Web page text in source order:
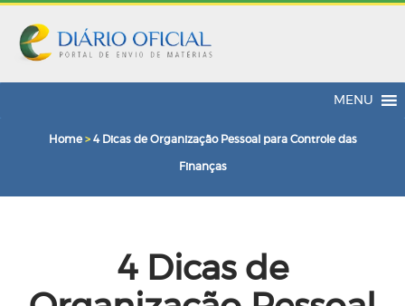
MENU
Home> 4 Dicas de Organização Pessoal para Controle das
Finanças
4 Dicas de